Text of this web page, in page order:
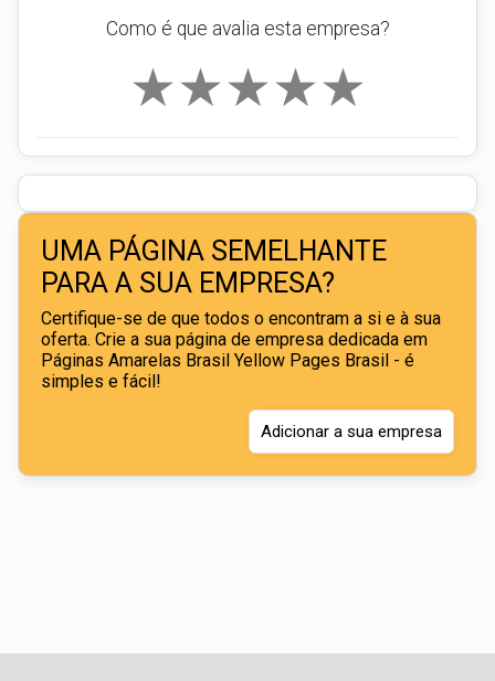
Como é que avalia esta empresa?
★
★
★
★
★
UMA PÁGINA SEMELHANTE
PARA A SUA EMPRESA?
Certifique-se de que todos o encontram a si e à sua
oferta. Crie a sua página de empresa dedicada em
Páginas Amarelas Brasil Yellow Pages Brasil - é
simples e fácil!
Adicionar a sua empresa